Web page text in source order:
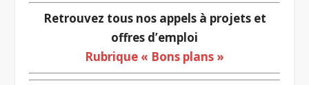
Retrouvez tous nos appels à projets et
offres d’emploi
Rubrique « Bons plans »